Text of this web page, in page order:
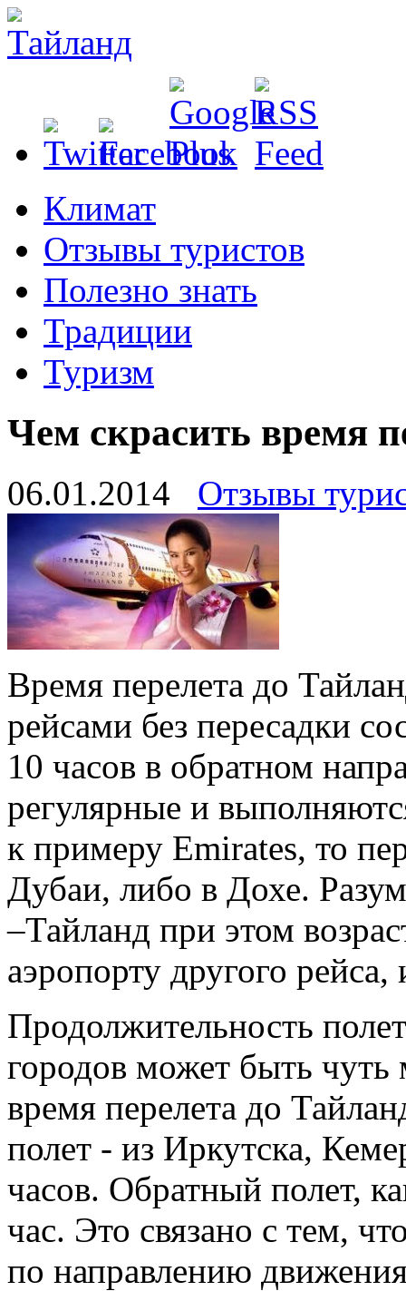
Климат
Отзывы туристов
Полезно знать
Традиции
Туризм
Чем скрасить время
06.01.2014 Отзывы
Время перелета до
рейсами без пересадки
10 часов в обратном
регулярные и
к примеру Emirates, то
Дубаи, либо в Дохе.
–Тайланд при этом
аэропорту другого рейса,
Продолжительность
городов может быть
время перелета до
полет - из Иркутска,
часов. Обратный полет,
час. Это связано с тем,
по направлению